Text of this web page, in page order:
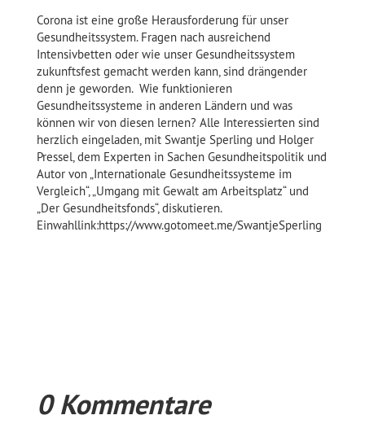
Corona ist eine große Herausforderung für unser
Gesundheitssystem. Fragen nach ausreichend
Intensivbetten oder wie unser Gesundheitssystem
zukunftsfest gemacht werden kann, sind drängender
denn je geworden. Wie funktionieren
Gesundheitssysteme in anderen Ländern und was
können wir von diesen lernen? Alle Interessierten sind
herzlich eingeladen, mit Swantje Sperling und Holger
Pressel, dem Experten in Sachen Gesundheitspolitik und
Autor von „Internationale Gesundheitssysteme im
Vergleich“, „Umgang mit Gewalt am Arbeitsplatz“ und
„Der Gesundheitsfonds“, diskutieren.
Einwahllink:https://www.gotomeet.me/SwantjeSperling
0 Kommentare